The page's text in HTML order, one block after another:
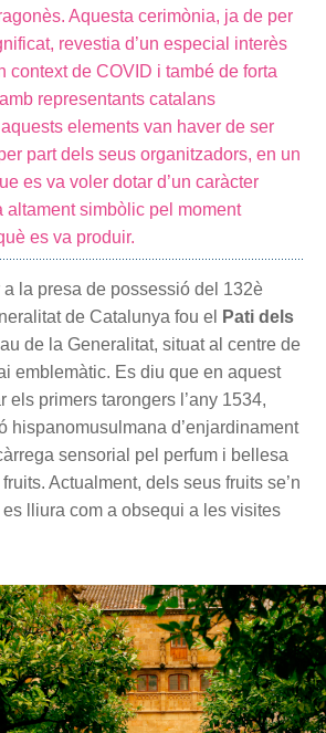
Aquesta cerimònia, ja de per
revestia d’un especial interès
context de COVID i també de forta
representants catalans
elements van haver de ser
part dels seus organitzadors, en un
es va voler dotar d’un caràcter
altament simbòlic pel moment
es va produir.
a la presa de possessió del 132è
de Catalunya fou el
Pati dels
de la Generalitat, situat al centre de
emblemàtic. Es diu que en aquest
els primers tarongers l’any 1534,
hispanomusulmana d’enjardinament
sensorial pel perfum i bellesa
Actualment, dels seus fruits se’n
lliura com a obsequi a les visites